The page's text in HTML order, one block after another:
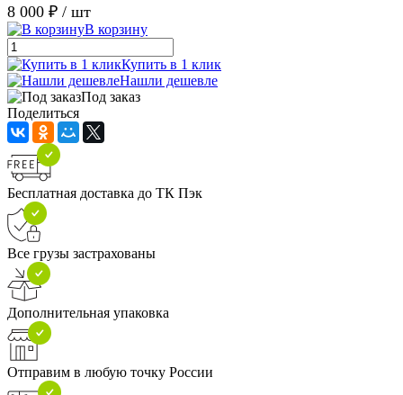
8 000 ₽ / шт
В корзину
Купить в 1 клик
Нашли дешевле
Под заказ
Поделиться
Бесплатная доставка до ТК Пэк
Все грузы застрахованы
Дополнительная упаковка
Отправим в любую точку России